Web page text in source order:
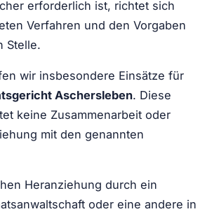
erforderlich ist, richtet sich
Verfahren und den Vorgaben
Stelle.
wir insbesondere Einsätze für
Aschersleben. Diese
keine Zusammenarbeit oder
mit den genannten
Heranziehung durch ein
oder eine andere in